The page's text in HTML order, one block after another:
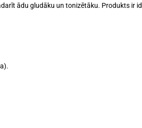
ādu gludāku un tonizētāku. Produkts ir